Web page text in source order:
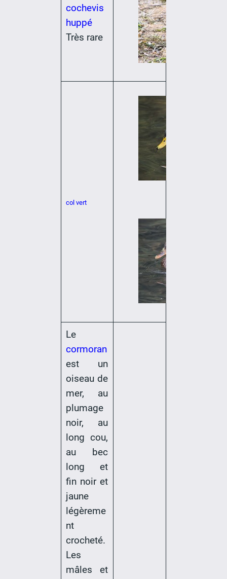
cochevis
huppé
Très rare
col vert
Le
cormoran
est un
oiseau de
mer, au
plumage
noir, au
long cou,
au bec
long et
fin noir et
jaune
légèreme
nt
crocheté.
Les
mâles et